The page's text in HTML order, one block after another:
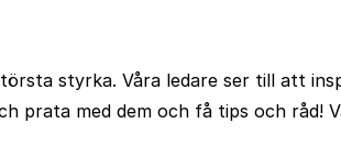
styrka. Våra ledare ser till att
prata med dem och få tips och råd!